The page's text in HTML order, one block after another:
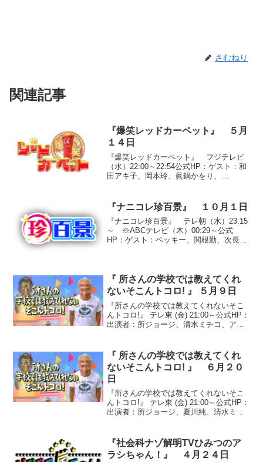
さむねり
関連記事
『爆笑レッドカーペット』 ５月
１４日
『爆笑レッドカーペット』 フジテレビ
（水）22:00～22:54公式HP：ゲスト：和
田アキ子、岡本玲、眞鍋かをり、
ていたら宝を守る石像に襲われた」(2)ジ
ョイマ...
『ナニコレ珍百景』 １０月１日
『ナニコレ珍百景』 テレ朝（水）23:15
～ ※ABCテレビ（木）00:29～公式
HP：ゲスト：ベッキー、関根勤、次長課
稿者 O....
『 所さんの学校では教えてくれ
ないそこんトコロ! 』 ５月９日
『所さんの学校では教えてくれないそこ
んトコロ!』 テレ東 (金) 21:00～公式HP：
出演者：所ジョージ、清水ミチコ、アン
答え 琺瑯（ほうろう）ポット◆取材
先 野...
『 所さんの学校では教えてくれ
ないそこんトコロ! 』 ６月２０
日
『所さんの学校では教えてくれないそこ
んトコロ!』 テレ東 (金) 21:00～公式HP：
出演者：所ジョージ、夏川純、清水ミチ
島々を探検！島ダス』○島ダスFile No....
『社会科ナゾ解明TVひみつのア
ラシちゃん！』 ４月２４日